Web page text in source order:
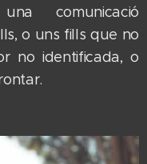
comunicació
o uns fills que no
no identificada, o